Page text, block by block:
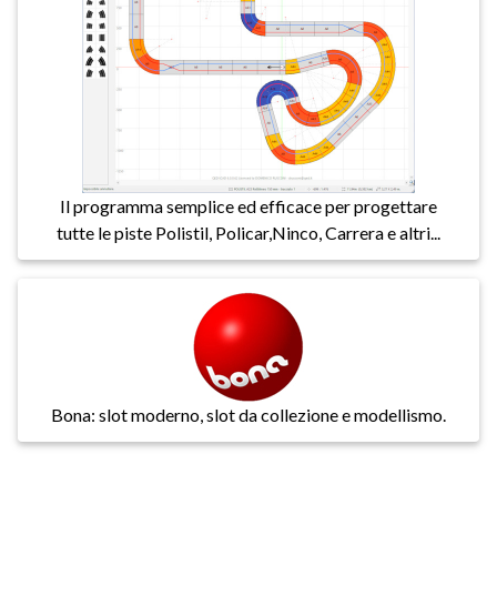
Il programma semplice ed efficace per progettare
tutte le piste Polistil, Policar,Ninco, Carrera e altri...
Bona: slot moderno, slot da collezione e modellismo.